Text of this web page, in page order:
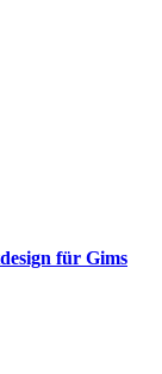
für Gims